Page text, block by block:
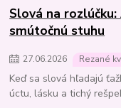
Slová na
smútočnú stuhu
27.06.2026 Rezané
Keď sa slová hľadajú
úctu, lásku a tichý